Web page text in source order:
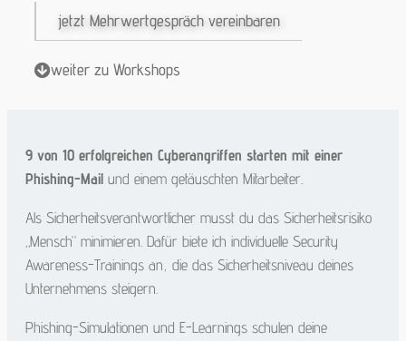
jetzt Mehrwertgespräch vereinbaren
weiter zu Workshops
9 von 10 erfolgreichen Cyberangriffen starten mit einer
Phishing-Mail und einem getäuschten Mitarbeiter.
Als Sicherheitsverantwortlicher musst du das Sicherheitsrisiko
„Mensch“ minimieren. Dafür biete ich individuelle Security
Awareness-Trainings an, die das Sicherheitsniveau deines
Unternehmens steigern.
Phishing-Simulationen und E-Learnings schulen deine